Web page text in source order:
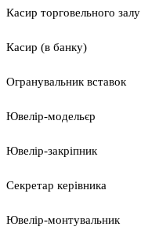
Касир торговельного залу
Касир (в банку)
Огранувальник вставок
Ювелір-модельєр
Ювелір-закріпник
Секретар керівника
Ювелір-монтувальник